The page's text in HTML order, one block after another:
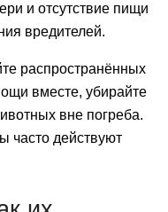
и отсутствие пищи
вредителей.
распространённых
вместе, убирайте
вне погреба.
часто действуют